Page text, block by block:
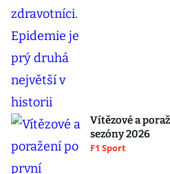
Vítězové a
sezóny 2026
F1 Sport